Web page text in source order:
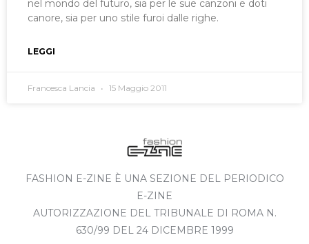
nel mondo del futuro, sia per le sue canzoni e doti
canore, sia per uno stile furoi dalle righe.
LEGGI
Francesca Lancia 15 Maggio 2011
FASHION E-ZINE È UNA SEZIONE DEL PERIODICO
E-ZINE
AUTORIZZAZIONE DEL TRIBUNALE DI ROMA N.
630/99 DEL 24 DICEMBRE 1999